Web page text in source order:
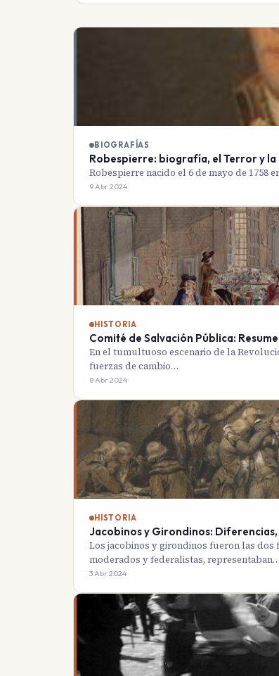
BIOGRAFÍAS
Robespierre: biografía, el Terror y la
Robespierre nacido el 6 de mayo de 1758
9 Abr 2024
HISTORIA
Comité de Salvación Pública:
En el tumultuoso escenario de la
fuerzas de cambio…
8 Abr 2024
HISTORIA
Jacobinos y Girondinos:
Los jacobinos y girondinos fueron las dos
moderados y federalistas, representaban…
3 Abr 2024